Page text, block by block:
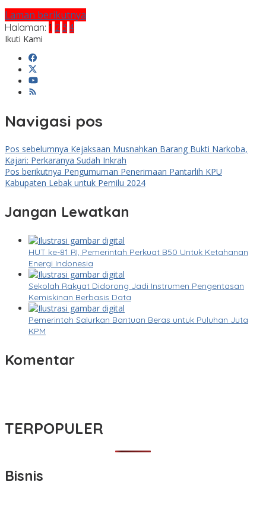
Laman berikutnya
Halaman: 1 2 3 4
Ikuti Kami
Navigasi pos
Pos sebelumnya Kejaksaan Musnahkan Barang Bukti Narkoba,
Kajari: Perkaranya Sudah Inkrah
Pos berikutnya Pengumuman Penerimaan Pantarlih KPU
Kabupaten Lebak untuk Pemilu 2024
Jangan Lewatkan
HUT ke-81 RI, Pemerintah Perkuat B50 Untuk Ketahanan
Energi Indonesia
Sekolah Rakyat Didorong Jadi Instrumen Pengentasan
Kemiskinan Berbasis Data
Pemerintah Salurkan Bantuan Beras untuk Puluhan Juta
KPM
Komentar
TERPOPULER
Bisnis